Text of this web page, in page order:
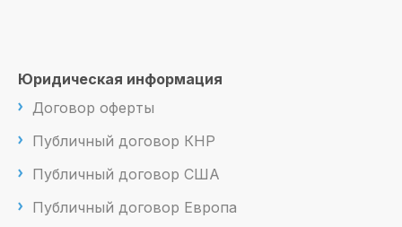
Юридическая информация
Договор оферты
Публичный договор КНР
Публичный договор США
Публичный договор Европа